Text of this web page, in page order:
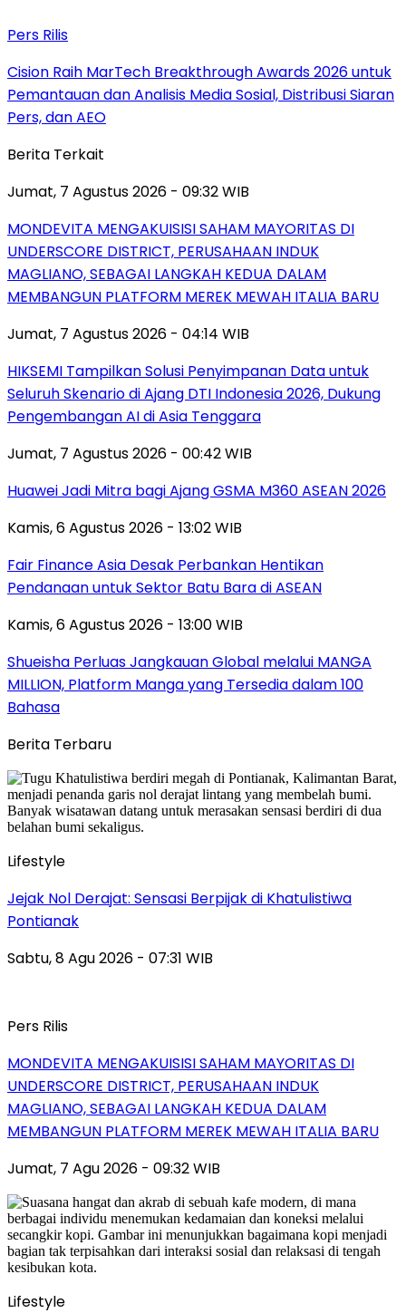
Pers Rilis
Cision Raih MarTech Breakthrough Awards 2026 untuk
Pemantauan dan Analisis Media Sosial, Distribusi Siaran
Pers, dan AEO
Berita Terkait
Jumat, 7 Agustus 2026 - 09:32 WIB
MONDEVITA MENGAKUISISI SAHAM MAYORITAS DI
UNDERSCORE DISTRICT, PERUSAHAAN INDUK
MAGLIANO, SEBAGAI LANGKAH KEDUA DALAM
MEMBANGUN PLATFORM MEREK MEWAH ITALIA BARU
Jumat, 7 Agustus 2026 - 04:14 WIB
HIKSEMI Tampilkan Solusi Penyimpanan Data untuk
Seluruh Skenario di Ajang DTI Indonesia 2026, Dukung
Pengembangan AI di Asia Tenggara
Jumat, 7 Agustus 2026 - 00:42 WIB
Huawei Jadi Mitra bagi Ajang GSMA M360 ASEAN 2026
Kamis, 6 Agustus 2026 - 13:02 WIB
Fair Finance Asia Desak Perbankan Hentikan
Pendanaan untuk Sektor Batu Bara di ASEAN
Kamis, 6 Agustus 2026 - 13:00 WIB
Shueisha Perluas Jangkauan Global melalui MANGA
MILLION, Platform Manga yang Tersedia dalam 100
Bahasa
Berita Terbaru
Lifestyle
Jejak Nol Derajat: Sensasi Berpijak di Khatulistiwa
Pontianak
Sabtu, 8 Agu 2026 - 07:31 WIB
Pers Rilis
MONDEVITA MENGAKUISISI SAHAM MAYORITAS DI
UNDERSCORE DISTRICT, PERUSAHAAN INDUK
MAGLIANO, SEBAGAI LANGKAH KEDUA DALAM
MEMBANGUN PLATFORM MEREK MEWAH ITALIA BARU
Jumat, 7 Agu 2026 - 09:32 WIB
Lifestyle